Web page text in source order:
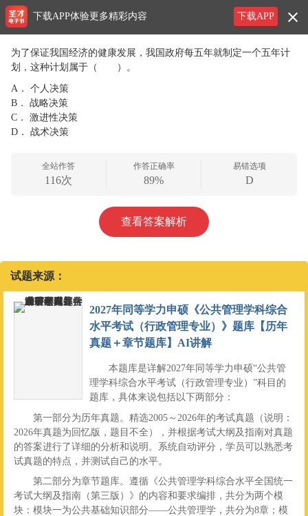
为了保证我国经济的健康发展，我国政府每五年就制定一个五年计
划，这种计划属于（ ）。
A．
个人决策
B．
战略决策
C．
激进性决策
D．
战术决策
全站作答
116次
作答正确率
89%
易错选项
D
查看答案解析
试题来源：
2027年同等学力申硕《公共管理学科综合
水平考试（行政管理专业）》题库【历年
真题＋章节题库】AI讲解
本题库是详解2027年同等学力申硕“公共管
理学科综合水平考试（行政管理专业）”科目的
题库，具体来说包括以下两部分：
第一部分为历年真题。精选2005～2026年的考试真题（说明：
2026年真题为回忆版，题目不全），并根据考试大纲及指南对真题
的答案进行了详细的分析和说明。系统自动评分，学员可以熟悉考
试真题的特点，并测试自己的水平。
第二部分为章节题库。遵循《公共管理学科综合水平全国统一
考试大纲及指南（第三版）》的内容和要求编排，共分为两个模
块：模块一为公共基础知识部分——公共管理学，共分为8章；模
下载APP
下载APP体验更多精彩内容